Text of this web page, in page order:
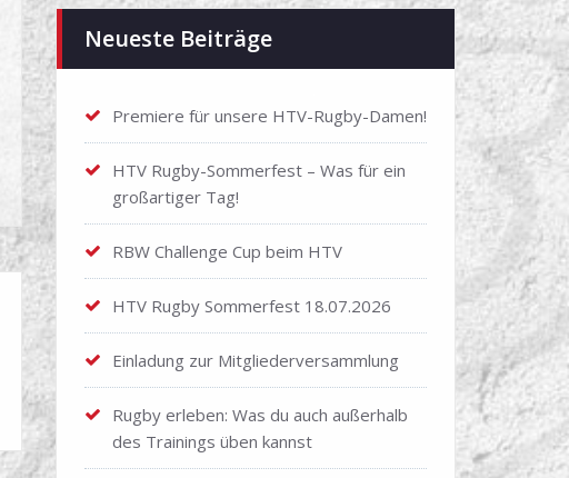
Neueste Beiträge
Premiere für unsere HTV-Rugby-Damen!
HTV Rugby-Sommerfest – Was für ein
großartiger Tag!
RBW Challenge Cup beim HTV
HTV Rugby Sommerfest 18.07.2026
Einladung zur Mitgliederversammlung
Rugby erleben: Was du auch außerhalb
des Trainings üben kannst